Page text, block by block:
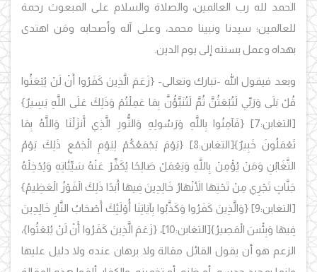
الحمد لله رب العالمين، والصلاة والسلام على المبعوث رحمة
للعالمين؛ سيدنا ونبينا محمد، وعلى آله وأصحابه ومَن اهتدى
بهداه وعمل بسنته إلى يوم الدين.
وبعد فيقول الله -تبارك وتعالى- {زَعَمَ الَّذِينَ كَفَرُوا أَنْ لَنْ يُبْعَثُوا
قُلْ بَلَى وَرَبِّي لَتُبْعَثُنَّ ثُمَّ لَتُنَبَّؤُنَّ بِمَا عَمِلْتُمْ وَذَلِكَ عَلَى اللَّهِ يَسِيرٌ}
[التغابن:7]
{فَآمِنُوا بِاللَّهِ وَرَسُولِهِ وَالنُّورِ الَّذِي أَنزَلْنَا وَاللَّهُ بِمَا
تَعْمَلُونَ خَبِيرٌ}[التغابن:8]
{يَوْمَ يَجْمَعُكُمْ لِيَوْمِ الْجَمْعِ ذَلِكَ يَوْمُ
التَّغَابُنِ وَمَنْ يُؤْمِنْ بِاللَّهِ وَيَعْمَلْ صَالِحًا يُكَفِّرْ عَنْهُ سَيِّئَاتِهِ وَيُدْخِلْهُ
جَنَّاتٍ تَجْرِي مِنْ تَحْتِهَا الأَنْهَارُ خَالِدِينَ فِيهَا أَبَدًا ذَلِكَ الْفَوْزُ الْعَظِيمُ}
[التغابن:9]
{وَالَّذِينَ كَفَرُوا وَكَذَّبُوا بِآيَاتِنَا أُوْلَئِكَ أَصْحَابُ النَّارِ خَالِدِينَ
فِيهَا وَبِئْسَ الْمَصِيرُ}[التغابن:10]،
{زَعَمَ الَّذِينَ كَفَرُوا أَنْ لَنْ يُبْعَثُوا}،
الزعم هو أن يقول القائل مقالة ولا برهان عنده ولا دليل عليها